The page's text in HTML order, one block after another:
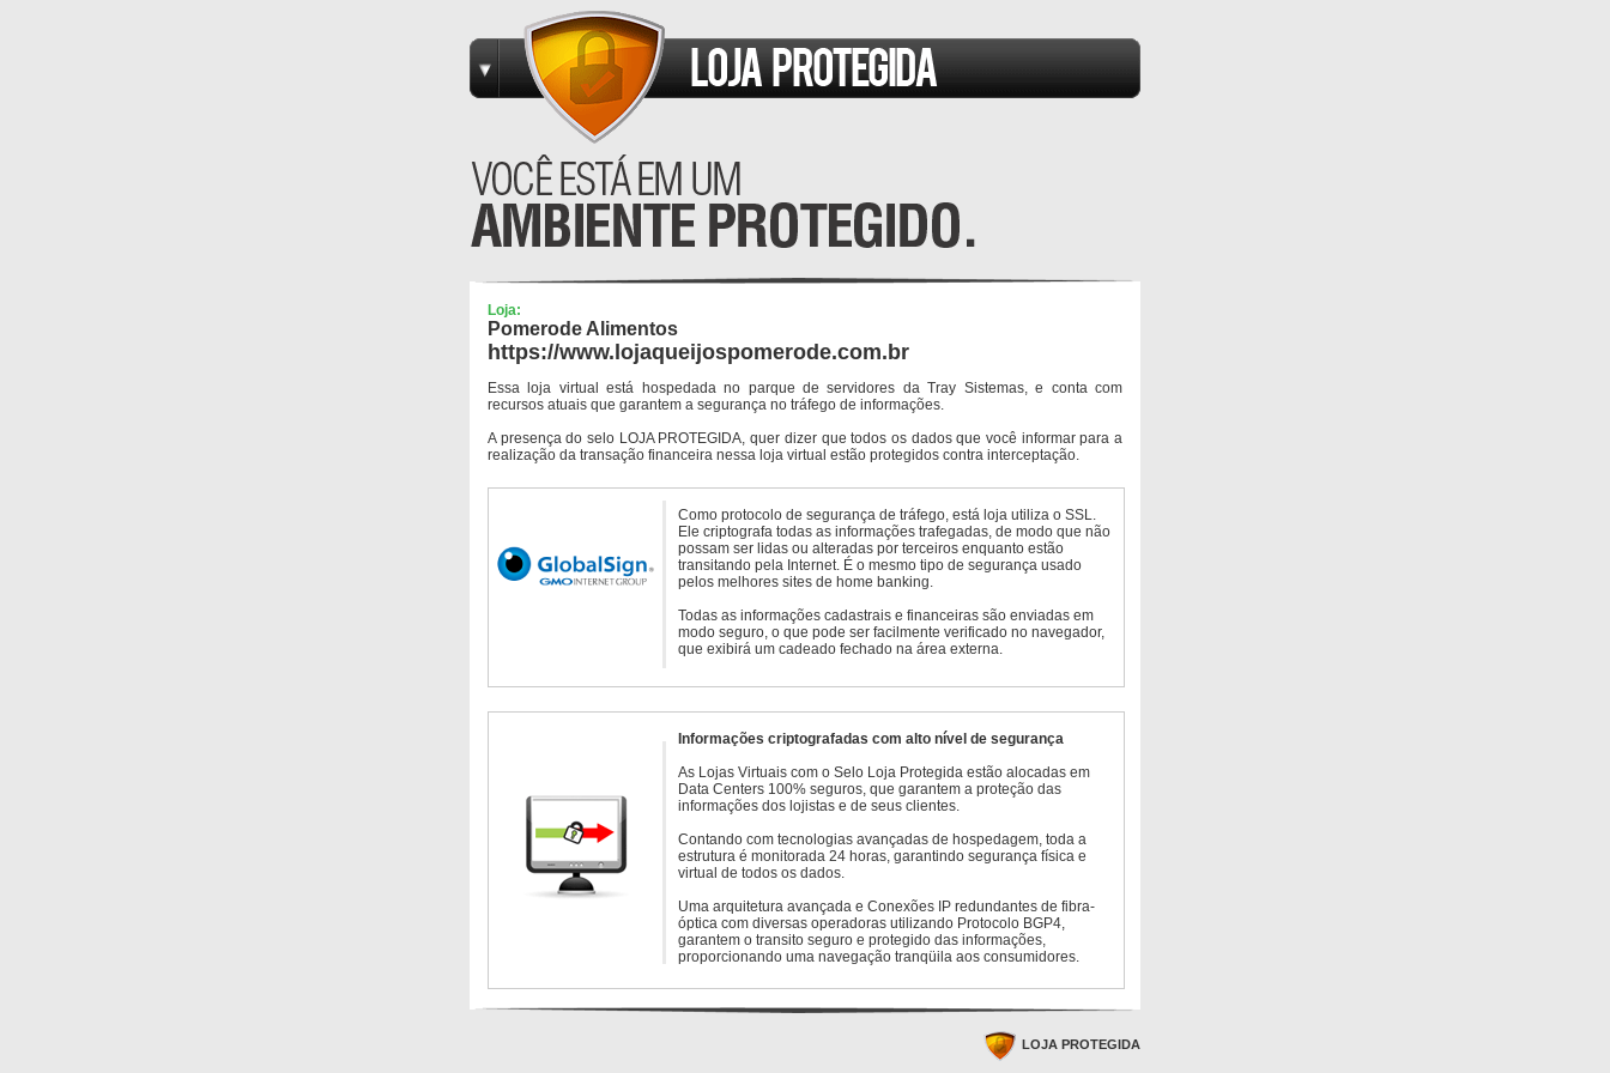
Loja:
Pomerode Alimentos
https://www.lojaqueijospomerode.com.br
Essa loja virtual está hospedada no parque de servidores da Tray Sistemas, e conta com
recursos atuais que garantem a segurança no tráfego de informações.
A presença do selo LOJA PROTEGIDA, quer dizer que todos os dados que você informar para a
realização da transação financeira nessa loja virtual estão protegidos contra interceptação.
Como protocolo de segurança de tráfego, está loja utiliza o SSL.
Ele criptografa todas as informações trafegadas, de modo que não
possam ser lidas ou alteradas por terceiros enquanto estão
transitando pela Internet. É o mesmo tipo de segurança usado
pelos melhores sites de home banking.
Todas as informações cadastrais e financeiras são enviadas em
modo seguro, o que pode ser facilmente verificado no navegador,
que exibirá um cadeado fechado na área externa.
Informações criptografadas com alto nível de segurança
As Lojas Virtuais com o Selo Loja Protegida estão alocadas em
Data Centers 100% seguros, que garantem a proteção das
informações dos lojistas e de seus clientes.
Contando com tecnologias avançadas de hospedagem, toda a
estrutura é monitorada 24 horas, garantindo segurança física e
virtual de todos os dados.
Uma arquitetura avançada e Conexões IP redundantes de fibra-
óptica com diversas operadoras utilizando Protocolo BGP4,
garantem o transito seguro e protegido das informações,
proporcionando uma navegação tranqüila aos consumidores.
LOJA PROTEGIDA